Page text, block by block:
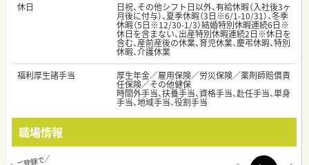
休日
日祝、その他シフト日以外、有給休暇（入社後3ヶ
月後に付与）、夏季休暇（3日※6/1-10/31）、冬季
休暇（5日※12/30-1/3）結婚特別休暇連続6日※
休日を含まない、出産特別休暇連続2日※休日を
含む、産前産後の休業、育児休業、慶弔休暇、特別
休暇、介護休業
福利厚生諸手当
厚生年金／雇用保険／労災保険／薬剤師賠償責
任保険／その他健保
時間外手当、扶養手当、資格手当、赴任手当、単身
手当、地域手当、役割手当
職場情報